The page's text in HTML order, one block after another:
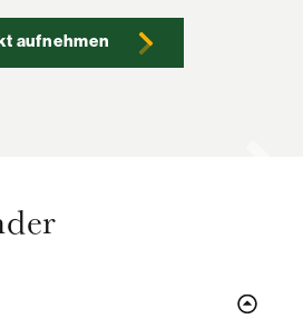
aufnehmen